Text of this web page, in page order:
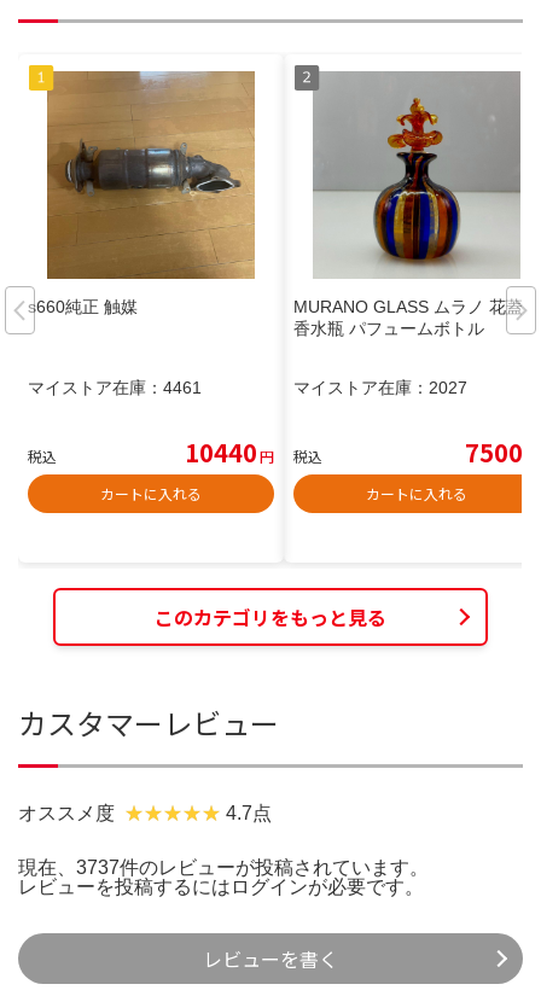
s660純正 触媒
マイストア在庫： 4461
税込 10440円
カートに入れる
MURANO GLASS ムラノ 花蓋
香水瓶 パフュームボトル
マイストア在庫： 2027
税込 7500
カートに入れる
このカテゴリをもっと見る
カスタマーレビュー
オススメ度 4.7点
現在、3737件のレビューが投稿されています。
レビューを投稿するには ログインが必要です。
レビューを書く